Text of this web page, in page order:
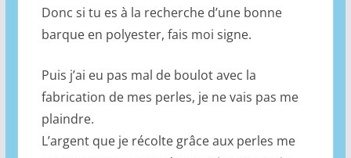
Donc si tu es à la recherche d’une bonne
barque en polyester, fais moi signe.
Puis j’ai eu pas mal de boulot avec la
fabrication de mes perles, je ne vais pas me
plaindre.
L’argent que je récolte grâce aux perles me